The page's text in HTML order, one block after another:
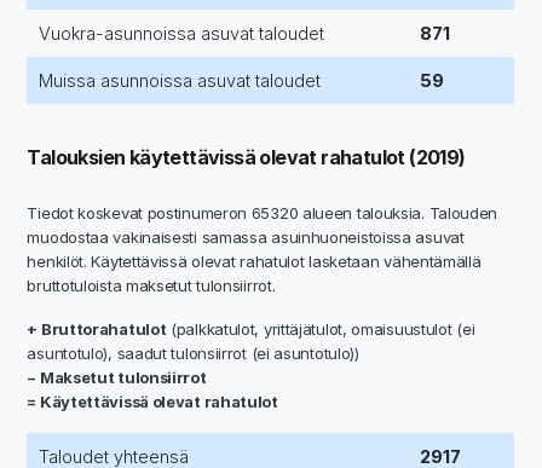
Vuokra-asunnoissa asuvat taloudet 871
Muissa asunnoissa asuvat taloudet 59
Talouksien käytettävissä olevat rahatulot (2019)
Tiedot koskevat postinumeron 65320 alueen talouksia. Talouden
muodostaa vakinaisesti samassa asuinhuoneistoissa asuvat
henkilöt. Käytettävissä olevat rahatulot lasketaan vähentämällä
bruttotuloista maksetut tulonsiirrot.
+ Bruttorahatulot (palkkatulot, yrittäjätulot, omaisuustulot (ei
asuntotulo), saadut tulonsiirrot (ei asuntotulo))
− Maksetut tulonsiirrot
= Käytettävissä olevat rahatulot
Taloudet yhteensä 2917